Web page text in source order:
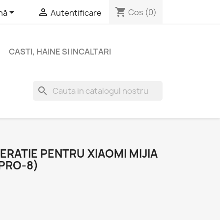
  Autentificare shopping_cart Cos (0)
CASTI, HAINE SI INCALTARI
search
PENTRU XIAOMI MIJIA
8)